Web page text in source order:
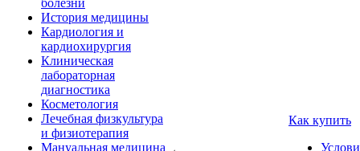
болезни
История медицины
Кардиология и
кардиохирургия
Клиническая
лабораторная
диагностика
Косметология
Лечебная физкультура
и физиотерапия
Мануальная медицина
Как купить